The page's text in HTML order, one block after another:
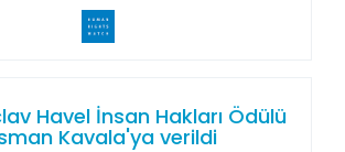
Havel İnsan Hakları Ödülü
Kavala'ya verildi